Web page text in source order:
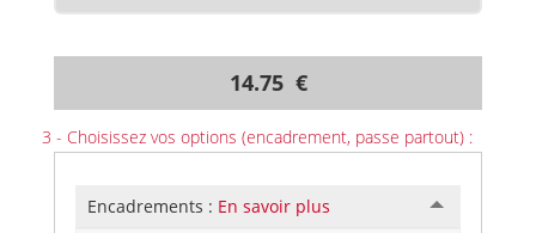
14.75 €
3 - Choisissez vos options (encadrement, passe partout) :
Encadrements : En savoir plus